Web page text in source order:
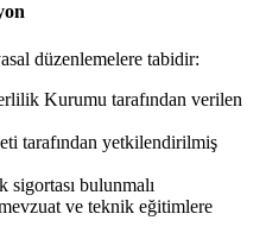
düzenlemelere tabidir:
Kurumu tarafından verilen
tarafından yetkilendirilmiş
bulunmalı
ve teknik eğitimlere